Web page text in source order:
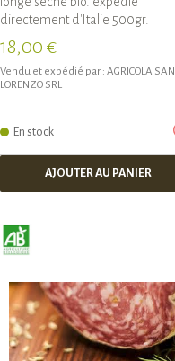
directement d'Italie 500gr.
18,00 €
Vendu et expédié par : AGRICOLA SAN
LORENZO SRL
En stock
AJOUTER AU PANIER